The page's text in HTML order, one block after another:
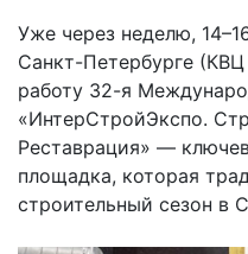
Уже через неделю,
Санкт-Петербурге
работу 32-я
«ИнтерСтройЭкспо.
Реставрация» —
площадка, которая
строительный сезон в